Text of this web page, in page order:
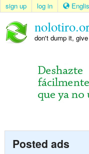
sign up log in
don't dump it,
Posted ads